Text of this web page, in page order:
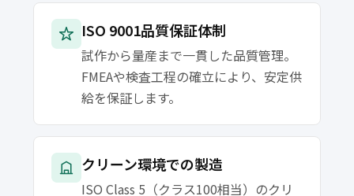
ISO 9001品質保証体制
試作から量産まで一貫した品質管理。
FMEAや検査工程の確立により、安定供
給を保証します。
クリーン環境での製造
ISO Class 5（クラス100相当）のクリ